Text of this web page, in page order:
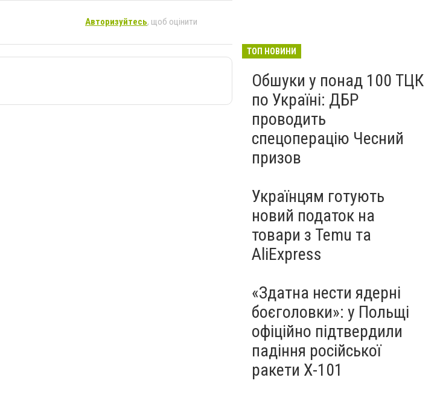
Авторизуйтесь, щоб оцінити
ТОП НОВИНИ
Обшуки у понад 100 ТЦК
по Україні: ДБР
проводить
спецоперацію Чесний
призов
Українцям готують
новий податок на
товари з Temu та
AliExpress
«Здатна нести ядерні
боєголовки»: у Польщі
офіційно підтвердили
падіння російської
ракети Х-101